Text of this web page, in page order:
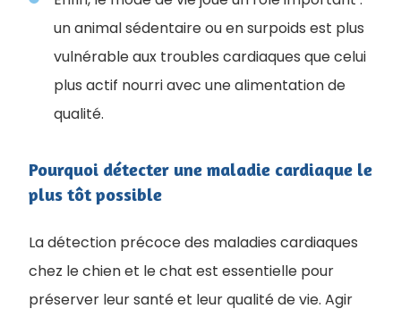
un animal sédentaire ou en surpoids est plus
vulnérable aux troubles cardiaques que celui
plus actif nourri avec une alimentation de
qualité.
Pourquoi détecter une maladie cardiaque le
plus tôt possible
La détection précoce des maladies cardiaques
chez le chien et le chat est essentielle pour
préserver leur santé et leur qualité de vie. Agir